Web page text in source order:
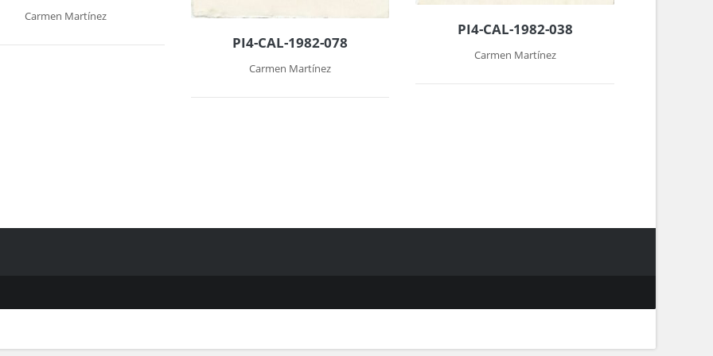
Carmen Martínez
PI4-CAL-1982-078
Carmen Martínez
PI4-CAL-1982-038
Carmen Martínez